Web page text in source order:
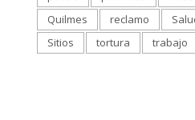
Quilmes
reclamo
Sitios
tortura trabajo